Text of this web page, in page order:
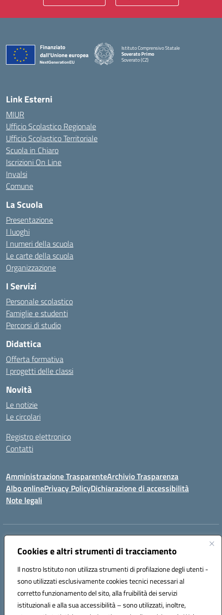
Cookies e altri strumenti di tracciamento
Il nostro Istituto non utilizza strumenti di profilazione degli utenti -
sono utilizzati esclusivamente cookies tecnici necessari al
corretto funzionamento del sito, alla fruibilità dei servizi
istituzionali e alla sua accessibilità – sono utilizzati, inoltre,
Istituto Comprensivo Statale
Soverato Primo
Soverato (CZ)
Link Esterni
MIUR
Ufficio Scolastico Regionale
Ufficio Scolastico Territoriale
Scuola in Chiaro
Iscrizioni On Line
Invalsi
Comune
La Scuola
Presentazione
I luoghi
I numeri della scuola
Le carte della scuola
Organizzazione
I Servizi
Personale scolastico
Famiglie e studenti
Percorsi di studio
Didattica
Offerta formativa
I progetti delle classi
Novità
Le notizie
Le circolari
Registro elettronico
Contatti
Amministrazione TrasparenteArchivio Trasparenza
Albo onlinePrivacy PolicyDichiarazione di accessibilità
Note legali
Indirizzo:
Centralino:096721161 Email:czic869004@istruzione.it
Codice fiscale: 84000710792
Codice meccanografico:
CZIC869004
Codice unico di fatturazione (CUF): UFKGA0